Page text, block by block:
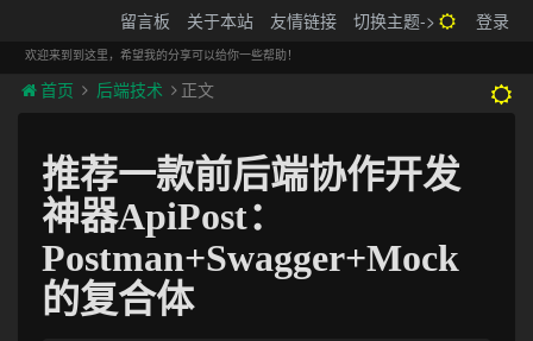
留言板 关于本站 友情链接 切换主题-> 登录
欢迎来到到这里，希望我的分享可以给你一些帮助！
首页 后端技术 正文
推荐一款前后端协作开发
神器ApiPost：
Postman+Swagger+Mock
的复合体